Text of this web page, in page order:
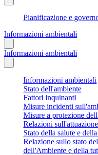
Pianificazione e
Informazioni ambientali
Informazioni ambientali
Informazioni ambientali
Stato dell'ambiente
Fattori inquinanti
Misure incidenti
Misure a protezione
Relazioni
Stato della salute e
Relazione sullo stato
dell'Ambiente e della